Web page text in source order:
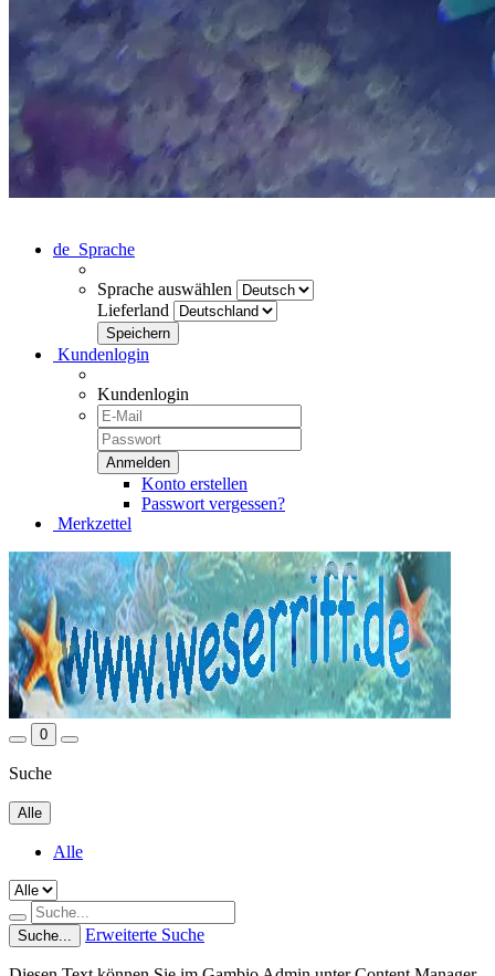
de Sprache
Sprache auswählen
Lieferland
Kundenlogin
Kundenlogin
Konto erstellen
Passwort vergessen?
Merkzettel
0
Suche
Alle
Alle
Suche... Erweiterte Suche